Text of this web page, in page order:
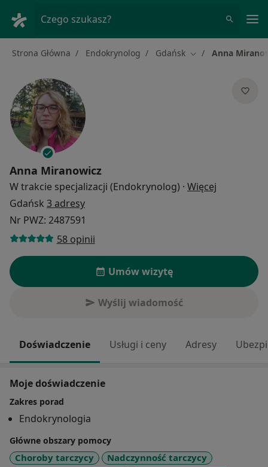
Czego szukasz?
Strona Główna Endokrynolog Gdańsk Zmień miasto
Anna
Anna Miranowicz
W trakcie specjalizacji (Endokrynolog) · Więcej
Gdańsk 3 adresy
Nr PWZ: 2487591
58 opinii
Umów wizytę
Wyślij wiadomość
Doświadczenie Usługi i ceny Adresy
Moje doświadczenie
Zakres porad
Endokrynologia
Główne obszary pomocy
Choroby tarczycy
Nadczynność tarczycy